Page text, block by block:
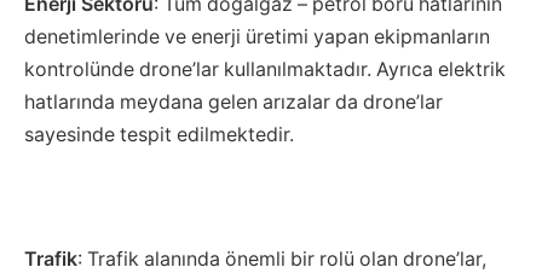
denetimlerinde ve enerji üretimi yapan ekipmanların
kontrolünde drone’lar kullanılmaktadır. Ayrıca elektrik
hatlarında meydana gelen arızalar da drone’lar
sayesinde tespit edilmektedir.
Trafik: Trafik alanında önemli bir rolü olan drone’lar,